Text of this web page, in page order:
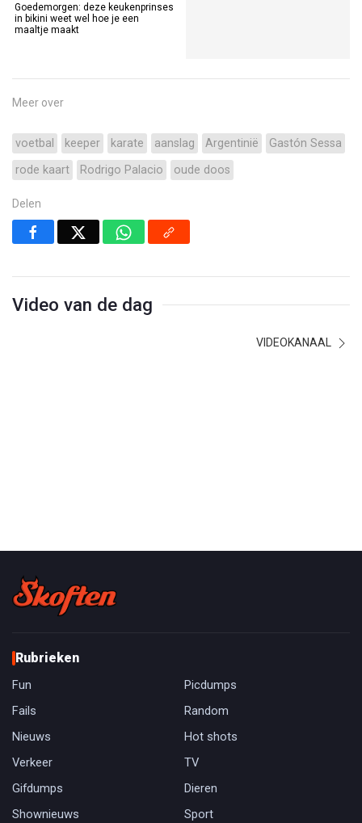
Goedemorgen: deze keukenprinses
in bikini weet wel hoe je een
maaltje maakt
Meer over
voetbal keeper karate aanslag Argentinië
Gastón Sessa
rode kaart
Rodrigo Palacio oude doos
Delen
Video van de dag
VIDEOKANAAL
Rubrieken
Fun
Picdumps
Fails
Random
Nieuws
Hot shots
Verkeer
TV
Gifdumps
Dieren
Shownieuws
Sport